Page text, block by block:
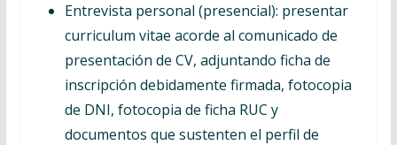
Entrevista personal (presencial): presentar
curriculum vitae acorde al comunicado de
presentación de CV, adjuntando ficha de
inscripción debidamente firmada, fotocopia
de DNI, fotocopia de ficha RUC y
documentos que sustenten el perfil de